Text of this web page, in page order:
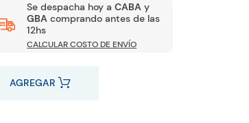
Se despacha hoy aCABA y
GBA comprando antes de las
12hs
CALCULAR COSTO DE ENVÍO
AGREGAR